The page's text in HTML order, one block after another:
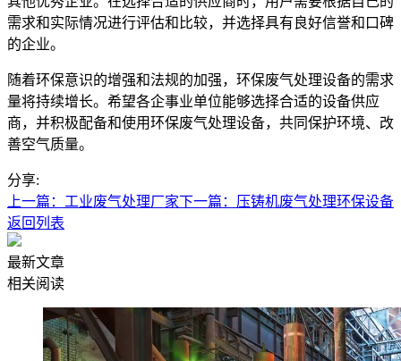
需求和实际情况进行评估和比较，并选择具有良好信誉和口碑
的企业。
随着环保意识的增强和法规的加强，环保废气处理设备的需求
量将持续增长。希望各企事业单位能够选择合适的设备供应
商，并积极配备和使用环保废气处理设备，共同保护环境、改
善空气质量。
分享:
上一篇：工业废气处理厂家下一篇：压铸机废气处理环保设备
返回列表
最新文章
相关阅读